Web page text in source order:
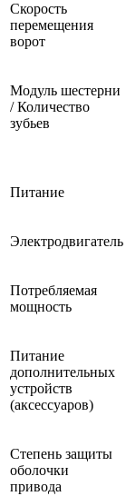
Скорость
перемещения
ворот
Модуль шестерни
/ Количество
зубьев
Питание
Электродвигатель
Потребляемая
мощность
Питание
дополнительных
устройств
(аксессуаров)
Степень защиты
оболочки
привода